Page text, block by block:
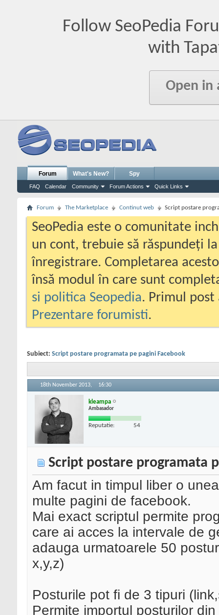
Follow SeoPedia
with
Open in
Forum
FAQ Calendar Community Forum Actions Quick Links
What's New? Spy
Forum The Marketplace Continut web Script postare
SeoPedia este o comunitate
un cont, trebuie să răspundeți
înregistrare. Completarea
însă modul în care sunt
si politica Seopedia. Primul
Prezentare forumisti.
Subiect: Script postare programata pe pagini Facebook
18th November 2013, 16:30
kleampa
Ambasador
Reputatie: 54
Script postare programata
Am facut in timpul liber o
multe pagini de facebook.
Mai exact scriptul permite
care ai acces la intervale de
adauga urmatoarele 50
x,y,z)
Posturile pot fi de 3 tipuri
Permite importul posturilor